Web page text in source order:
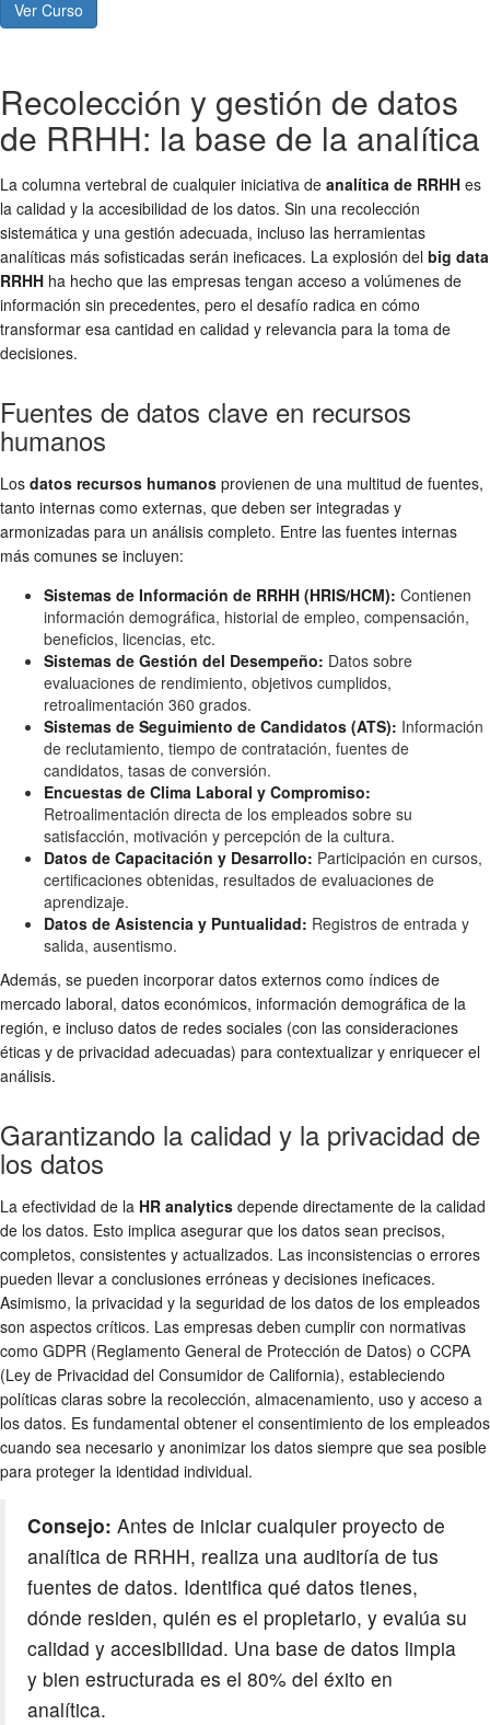
Ver Curso
Recolección y gestión de datos
de RRHH: la base de la analítica
La columna vertebral de cualquier iniciativa de analítica de RRHH es
la calidad y la accesibilidad de los datos. Sin una recolección
sistemática y una gestión adecuada, incluso las herramientas
analíticas más sofisticadas serán ineficaces. La explosión del big data
RRHH ha hecho que las empresas tengan acceso a volúmenes de
información sin precedentes, pero el desafío radica en cómo
transformar esa cantidad en calidad y relevancia para la toma de
decisiones.
Fuentes de datos clave en recursos
humanos
Los datos recursos humanos provienen de una multitud de fuentes,
tanto internas como externas, que deben ser integradas y
armonizadas para un análisis completo. Entre las fuentes internas
más comunes se incluyen:
Sistemas de Información de RRHH (HRIS/HCM): Contienen
información demográfica, historial de empleo, compensación,
beneficios, licencias, etc.
Sistemas de Gestión del Desempeño: Datos sobre
evaluaciones de rendimiento, objetivos cumplidos,
retroalimentación 360 grados.
Sistemas de Seguimiento de Candidatos (ATS): Información
de reclutamiento, tiempo de contratación, fuentes de
candidatos, tasas de conversión.
Encuestas de Clima Laboral y Compromiso:
Retroalimentación directa de los empleados sobre su
satisfacción, motivación y percepción de la cultura.
Datos de Capacitación y Desarrollo: Participación en cursos,
certificaciones obtenidas, resultados de evaluaciones de
aprendizaje.
Datos de Asistencia y Puntualidad: Registros de entrada y
salida, ausentismo.
Además, se pueden incorporar datos externos como índices de
mercado laboral, datos económicos, información demográfica de la
región, e incluso datos de redes sociales (con las consideraciones
éticas y de privacidad adecuadas) para contextualizar y enriquecer el
análisis.
Garantizando la calidad y la privacidad de
los datos
La efectividad de la HR analytics depende directamente de la calidad
de los datos. Esto implica asegurar que los datos sean precisos,
completos, consistentes y actualizados. Las inconsistencias o errores
pueden llevar a conclusiones erróneas y decisiones ineficaces.
Asimismo, la privacidad y la seguridad de los datos de los empleados
son aspectos críticos. Las empresas deben cumplir con normativas
como GDPR (Reglamento General de Protección de Datos) o CCPA
(Ley de Privacidad del Consumidor de California), estableciendo
políticas claras sobre la recolección, almacenamiento, uso y acceso a
los datos. Es fundamental obtener el consentimiento de los empleados
cuando sea necesario y anonimizar los datos siempre que sea posible
para proteger la identidad individual.
Consejo: Antes de iniciar cualquier proyecto de
analítica de RRHH, realiza una auditoría de tus
fuentes de datos. Identifica qué datos tienes,
dónde residen, quién es el propietario, y evalúa su
calidad y accesibilidad. Una base de datos limpia
y bien estructurada es el 80% del éxito en
analítica.